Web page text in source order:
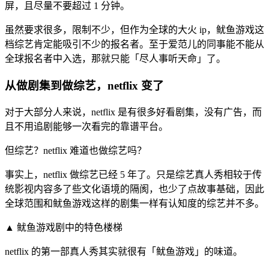
屏，且尽量不要超过 1 分钟。
虽然要求很多，限制不少，但作为全球的大火 ip，鱿鱼游戏这
档综艺肯定能吸引不少的报名者。至于爱范儿的同事能不能从
全球报名者中入选，那就只能「尽人事听天命」了。
从做剧集到做综艺，netflix 变了
对于大部分人来说，netflix 是有很多好看剧集，没有广告，而
且不用追剧能够一次看完的靠谱平台。
但综艺？netflix 难道也做综艺吗？
事实上，netflix 做综艺已经 5 年了。只是综艺真人秀相较于传
统影视内容多了些文化语境的隔阂，也少了点故事基础，因此
全球范围和鱿鱼游戏这样的剧集一样有认知度的综艺并不多。
▲ 鱿鱼游戏剧中的特色楼梯
netflix 的第一部真人秀其实就很有「鱿鱼游戏」的味道。